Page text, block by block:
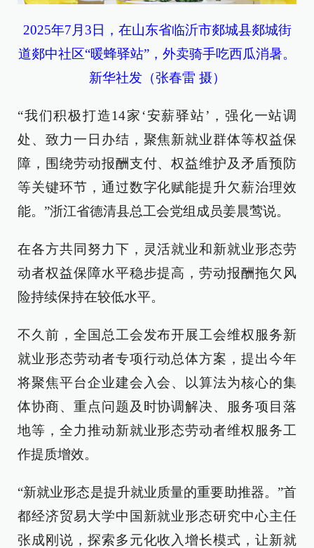
2025年7月3日，在山东省临沂市郯城县郯城街
道郯中社区“暖蜂驿站”，外卖骑手吃西瓜消暑。
新华社发（张春雷 摄）
“我们积极打造14家‘安薪驿站’，强化一站调
处、致力一日办结，聚焦新就业群体等权益保
障，围绕劳动报酬支付、权益维护及矛盾预防
等关键环节，通过数字化赋能提升欠薪治理效
能。”浙江省德清县总工会党组成员姜晨莺说。
在各方共同努力下，灵活就业和新就业形态劳
动者权益保障水平稳步提高，劳动报酬拖欠风
险持续保持在较低水平。
不久前，全国总工会发布开展工会维权服务新
就业形态劳动者专项行动总体方案，提出今年
将聚焦平台企业建会入会、以算法为核心的集
体协商、重点问题及时协调解决、服务项目落
地等，全力推动新就业形态劳动者维权服务工
作提质增效。
“新就业形态是提升就业质量的重要助推器。”首
都经济贸易大学中国新就业形态研究中心主任
张成刚说，探索多元化收入增长模式，让新就